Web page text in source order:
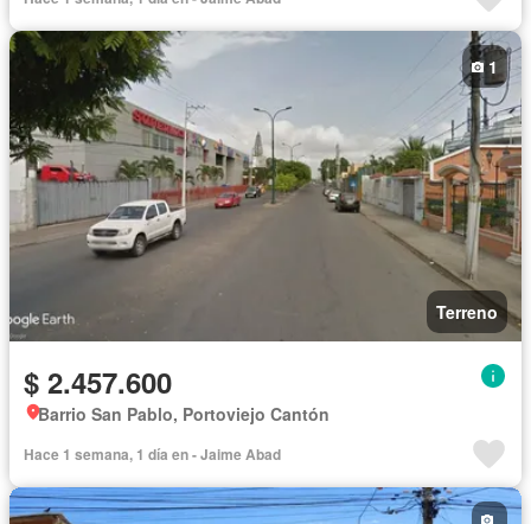
Terreno
1
$ 2.457.600
Barrio San Pablo, Portoviejo Cantón
Hace 1 semana, 1 día en - Jaime Abad